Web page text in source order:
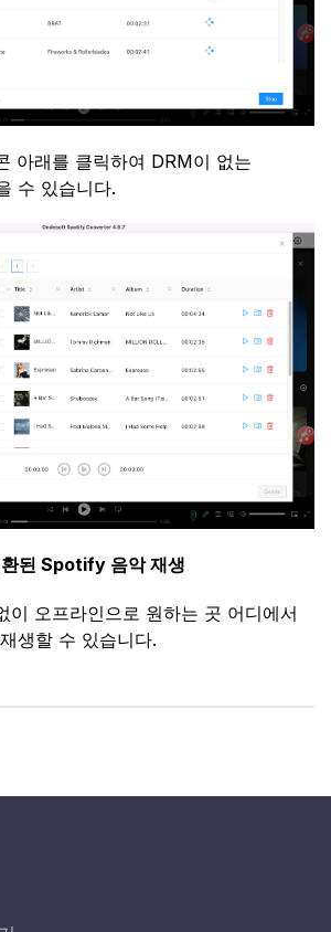
아래를 클릭하여 DRM이 없는
수 있습니다.
된 Spotify 음악 재생
이 오프라인으로 원하는 곳 어디에서
생할 수 있습니다.